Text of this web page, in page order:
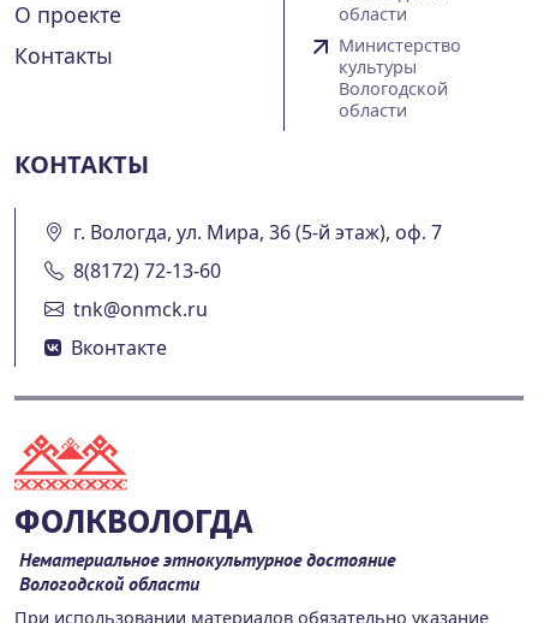
О проекте
Контакты
области
Министерство
культуры
Вологодской
области
КОНТАКТЫ
г. Вологда, ул. Мира, 36 (5-й этаж), оф. 7
8(8172) 72-13-60
tnk@onmck.ru
Вконтакте
ФОЛКВОЛОГДА
Нематериальное этнокультурное достояние
Вологодской области
При использовании материалов обязательно указание